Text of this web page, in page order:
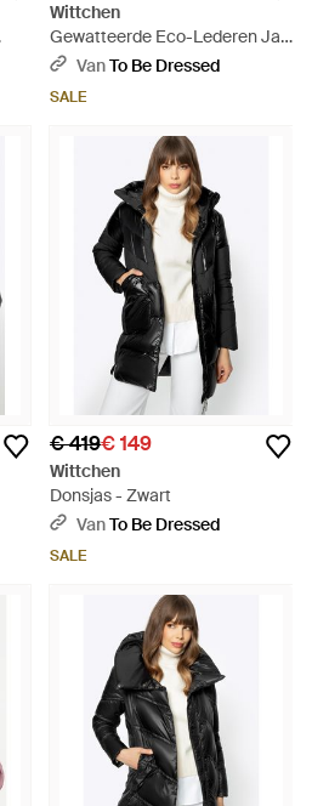
Wittchen
Gewatteerde Eco-Lederen Jas
Met Bont Eco-Leer - Rood
VanTo Be Dressed
SALE
€ 419€ 149
Wittchen
Donsjas - Zwart
VanTo Be Dressed
SALE